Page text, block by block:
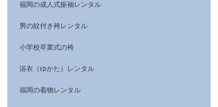
福岡の成人式振袖レンタル
男の紋付き袴レンタル
小学校卒業式の袴
浴衣（ゆかた）レンタル
福岡の着物レンタル